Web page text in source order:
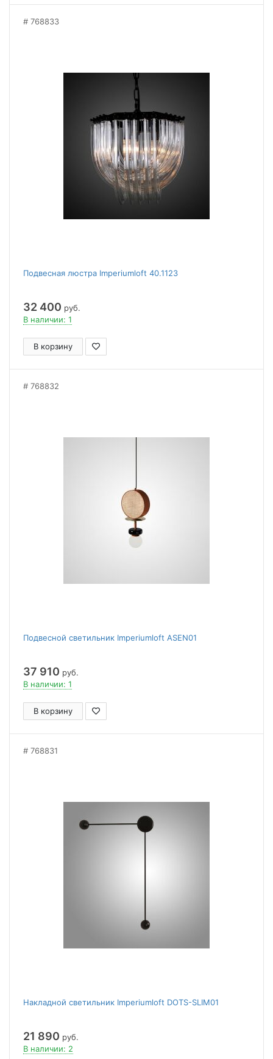
768833
Подвесная люстра Imperiumloft 40.1123
32 400 руб.
В наличии: 1
В корзину
768832
Подвесной светильник Imperiumloft ASEN01
37 910 руб.
В наличии: 1
В корзину
768831
Накладной светильник Imperiumloft DOTS-SLIM01
21 890 руб.
В наличии: 2